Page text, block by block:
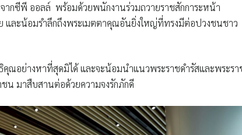
ากซีพี ออลล์ พร้อมด้วยพนักงานร่วมถวายราชสักการะหน้า
และน้อมรำลึกถึงพระเมตตาคุณอันยิ่งใหญ่ที่ทรงมีต่อปวงชนชาว
ณอย่างหาที่สุดมิได้ และจะน้อมนำแนวพระราชดำรัสและพระรา
น มาสืบสานต่อด้วยความจงรักภักดี